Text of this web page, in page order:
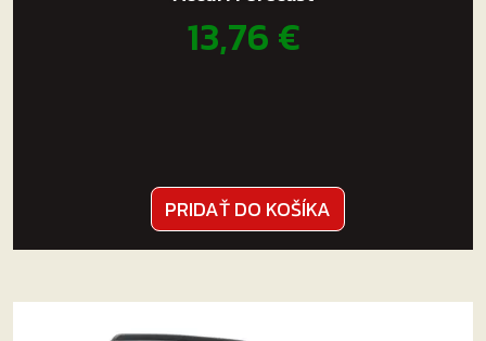
13,76€
PRIDAŤ DO KOŠÍKA